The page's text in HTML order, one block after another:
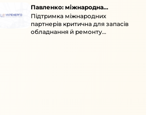
перенести на нічні години.
Павленко: міжнародна
підтримка для стійкості
енергосистеми
Підтримка міжнародних
партнерів критична для запасів
обладнання й ремонту